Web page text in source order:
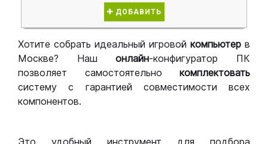
ДОБАВИТЬ
Хотите собрать идеальный игровой компьютер в
Москве? Нашонлайн-конфигуратор ПК
позволяет самостоятельно комплектовать
систему с гарантией совместимости всех
компонентов.
Это удобный инструмент для подбора